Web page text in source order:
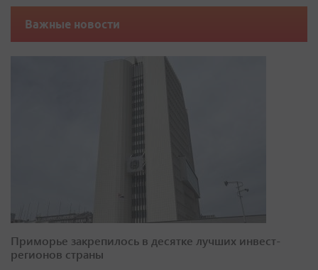
Важные новости
Приморье закрепилось в десятке лучших инвест-
регионов страны